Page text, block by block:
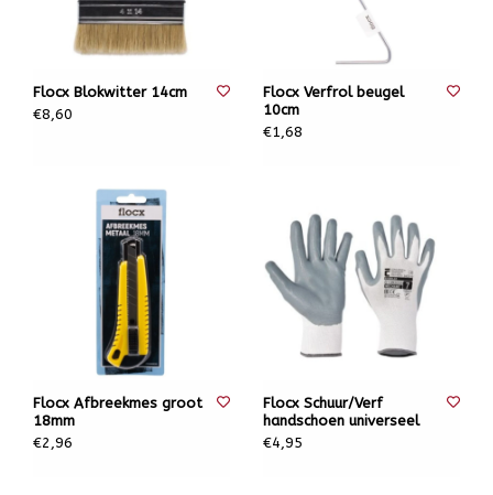
Flocx Blokwitter 14cm
€8,60
Flocx Verfrol beugel
10cm
€1,68
Flocx Afbreekmes groot
18mm
€2,96
Flocx Schuur/Verf
handschoen universeel
€4,95